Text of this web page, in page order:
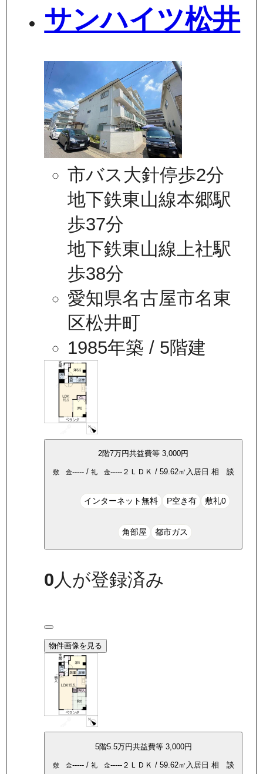
サンハイツ松井
市バス大針停歩2分
地下鉄東山線本郷駅
歩37分
地下鉄東山線上社駅
歩38分
愛知県名古屋市名東
区松井町
1985年築 / 5階建
2階7万円共益費等 3,000円
敷 金-----/ 礼 金-----２ＬＤＫ / 59.62㎡ 入居日 相 談
インターネット無料 P空き有 敷礼0
角部屋 都市ガス
0人が登録済み
物件画像を見る
5階5.5万円共益費等 3,000円
敷 金-----/ 礼 金-----２ＬＤＫ / 59.62㎡ 入居日 相 談